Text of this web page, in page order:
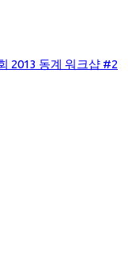
2013 동계 워크샵 #2